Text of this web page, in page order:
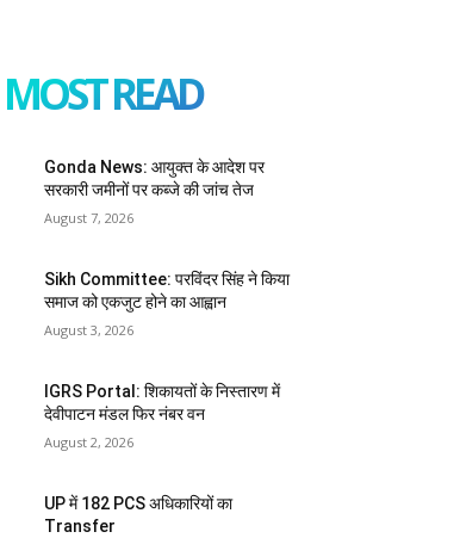
MOST READ
Gonda News: आयुक्त के आदेश पर
सरकारी जमीनों पर कब्जे की जांच तेज
August 7, 2026
Sikh Committee: परविंदर सिंह ने किया
समाज को एकजुट होने का आह्वान
August 3, 2026
IGRS Portal: शिकायतों के निस्तारण में
देवीपाटन मंडल फिर नंबर वन
August 2, 2026
UP में 182 PCS अधिकारियों का
Transfer